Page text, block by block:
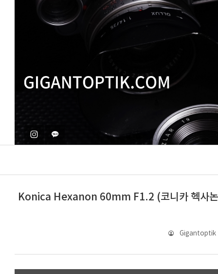
Konica Hexanon 60mm F1.2 (코니카 헥사
Gigantoptik